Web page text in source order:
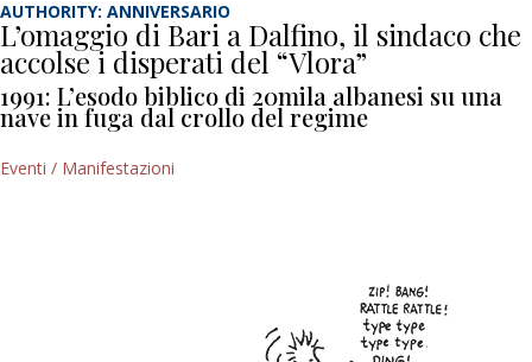
AUTHORITY: ANNIVERSARIO
L’omaggio di Bari a Dalfino, il sindaco che
accolse i disperati del “Vlora”
1991: L’esodo biblico di 20mila albanesi su una
nave in fuga dal crollo del regime
Eventi / Manifestazioni